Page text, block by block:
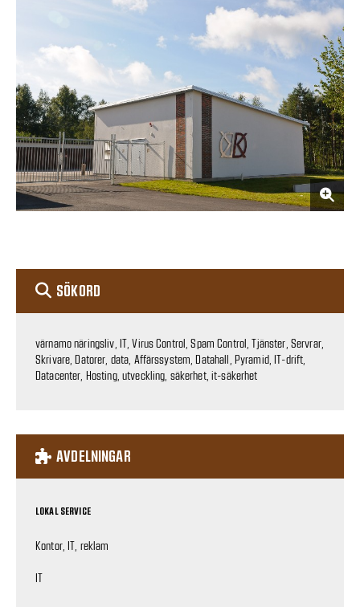
SÖKORD
värnamo näringsliv, IT, Virus Control, Spam Control, Tjänster, Servrar,
Skrivare, Datorer, data, Affärssystem, Datahall, Pyramid, IT-drift,
Datacenter, Hosting, utveckling, säkerhet, it-säkerhet
AVDELNINGAR
LOKAL SERVICE
Kontor, IT, reklam
IT